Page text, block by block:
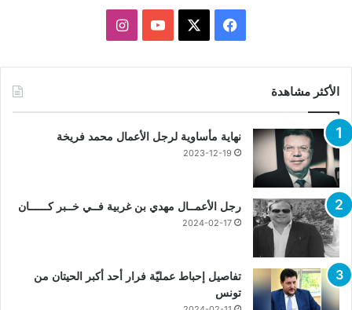
فيسبوك يوتيوبانستقرام
الأكثر مشاهدة
نهاية مأساوية لرجل الأعمال محمد فريخة
2023-12-19
رجل الأعمــال مهدي بن غربية فــي خــبر كــــــان
2024-02-17
تفاصيل إحباط عمليّة فرار أحد أكبر الحيتان من
تونس